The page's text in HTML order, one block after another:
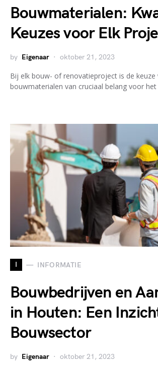
Bouwmaterialen:
Keuzes voor Elk
by Eigenaar oktober 21, 2023
Bij elk bouw- of renovatieproject is de keuze
bouwmaterialen van cruciaal belang voor
I INFORMATIE
Bouwbedrijven en
in Houten: Een
Bouwsector
by Eigenaar oktober 21, 2023